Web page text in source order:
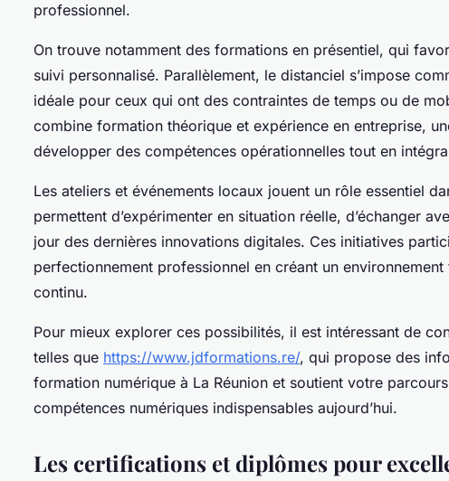
professionnel.
On trouve notamment des formations en présentiel, qui
suivi personnalisé. Parallèlement, le distanciel s’impose
idéale pour ceux qui ont des contraintes de temps ou de
combine formation théorique et expérience en entreprise,
développer des compétences opérationnelles tout en
Les ateliers et événements locaux jouent un rôle essentiel
permettent d’expérimenter en situation réelle, d’échanger
jour des dernières innovations digitales. Ces initiatives
perfectionnement professionnel en créant un environnement
continu.
Pour mieux explorer ces possibilités, il est intéressant de
telles que https://www.jdformations.re/, qui propose des
formation numérique à La Réunion et soutient votre
compétences numériques indispensables aujourd’hui.
Les certifications et diplômes pour